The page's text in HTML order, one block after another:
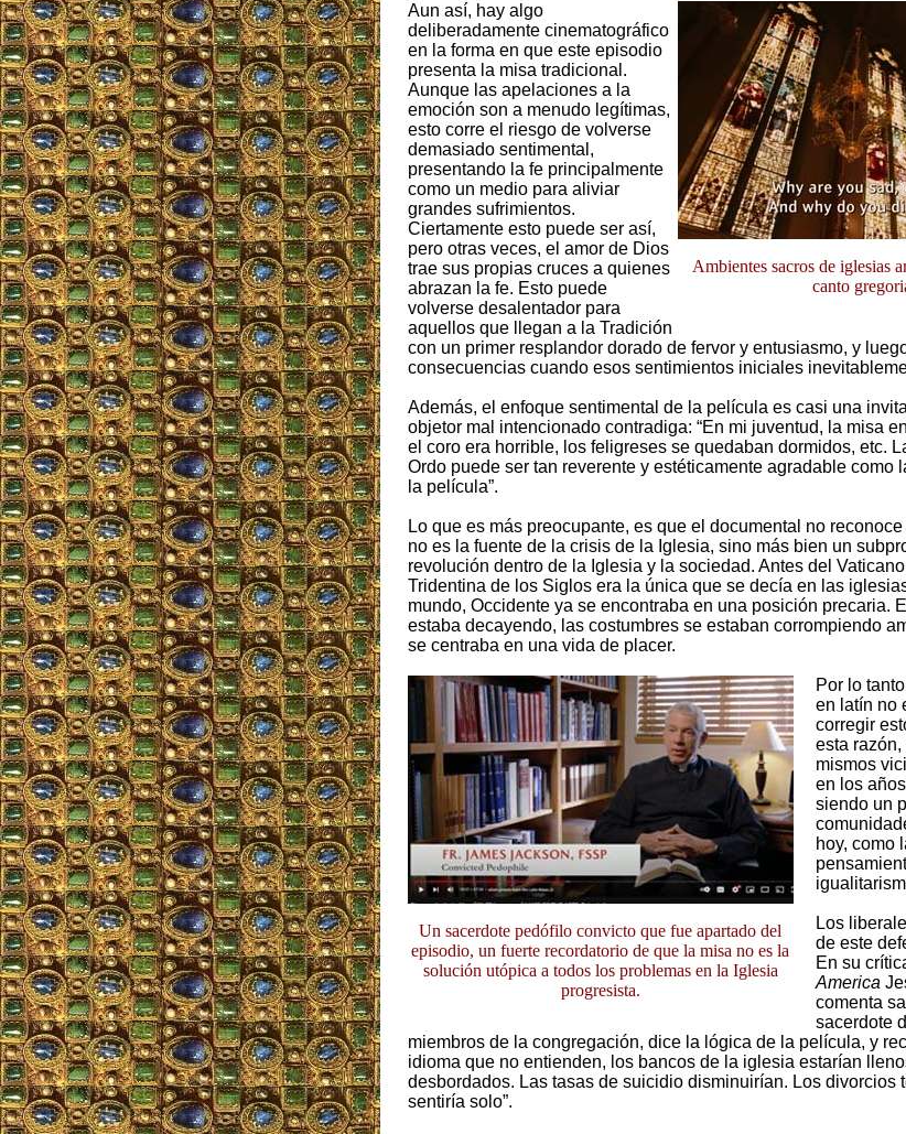
Ambientes sacros de iglesias
canto
Aun así, hay algo
deliberadamente cinematográfico
en la forma en que este episodio
presenta la misa tradicional.
Aunque las apelaciones a la
emoción son a menudo legítimas,
esto corre el riesgo de volverse
demasiado sentimental,
presentando la fe principalmente
como un medio para aliviar
grandes sufrimientos.
Ciertamente esto puede ser así,
pero otras veces, el amor de Dios
trae sus propias cruces a quienes
abrazan la fe. Esto puede
volverse desalentador para
aquellos que llegan a la Tradición
con un primer resplandor dorado de fervor y entusiasmo, y
consecuencias cuando esos sentimientos iniciales
Además, el enfoque sentimental de la película es casi una
objetor mal intencionado contradiga: “En mi juventud, la misa
el coro era horrible, los feligreses se quedaban dormidos, etc.
Ordo puede ser tan reverente y estéticamente agradable como
la película”.
Lo que es más preocupante, es que el documental no
no es la fuente de la crisis de la Iglesia, sino más bien un
revolución dentro de la Iglesia y la sociedad. Antes del
Tridentina de los Siglos era la única que se decía en las
mundo, Occidente ya se encontraba en una posición precaria.
estaba decayendo, las costumbres se estaban corrompiendo
se centraba en una vida de placer.
Un sacerdote pedófilo convicto que fue apartado del
episodio, un fuerte recordatorio de que la misa no es la
solución utópica a todos los problemas en la Iglesia
progresista.
Por lo
en latín no
corregir
esta
mismos
en los
siendo un
hoy, como
Los
de este
En su
America
comenta
sacerdote
miembros de la congregación, dice la lógica de la película, y
idioma que no entienden, los bancos de la iglesia estarían
desbordados. Las tasas de suicidio disminuirían. Los divorcios
sentiría solo”.